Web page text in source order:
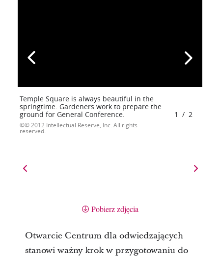
Temple Square is always beautiful in the
springtime. Gardeners work to prepare the
ground for General Conference.
© 2012 Intellectual Reserve, Inc. All rights
reserved.
1 / 2
Pobierz zdjęcia
Otwarcie Centrum dla odwiedzających
stanowi ważny krok w przygotowaniu do